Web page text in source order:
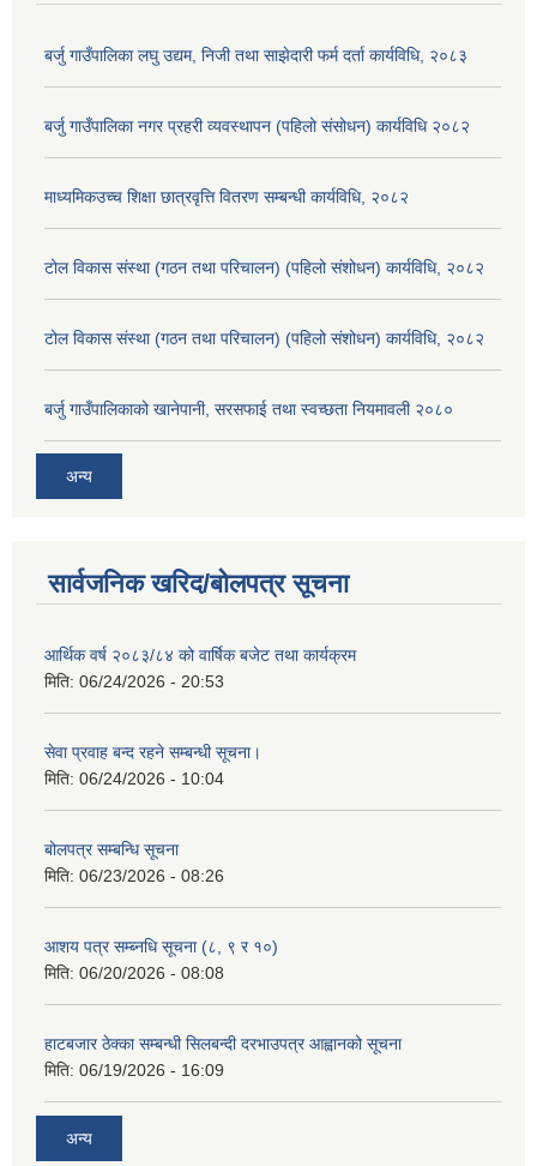
बर्जु गाउँपालिका लघु उद्यम, निजी तथा साझेदारी फर्म दर्ता कार्यविधि, २०८३
बर्जु गाउँपालिका नगर प्रहरी व्यवस्थापन (पहिलो संसोधन) कार्यविधि २०८२
माध्यमिकउच्च शिक्षा छात्रवृत्ति वितरण सम्बन्धी कार्यविधि, २०८२
टोल विकास संस्था (गठन तथा परिचालन) (पहिलो संशोधन) कार्यविधि, २०८२
टोल विकास संस्था (गठन तथा परिचालन) (पहिलो संशोधन) कार्यविधि, २०८२
बर्जु गाउँपालिकाको खानेपानी, सरसफाई तथा स्वच्छता नियमावली २०८०
अन्य
सार्वजनिक खरिद/बोलपत्र सूचना
आर्थिक वर्ष २०८३/८४ को वार्षिक बजेट तथा कार्यक्रम
मिति: 06/24/2026 - 20:53
सेवा प्रवाह बन्द रहने सम्बन्धी सूचना।
मिति: 06/24/2026 - 10:04
बोलपत्र सम्बन्धि सूचना
मिति: 06/23/2026 - 08:26
आशय पत्र सम्ब्नधि सूचना (८, ९ र १०)
मिति: 06/20/2026 - 08:08
हाटबजार ठेक्का सम्बन्धी सिलबन्दी दरभाउपत्र आह्वानको सूचना
मिति: 06/19/2026 - 16:09
अन्य